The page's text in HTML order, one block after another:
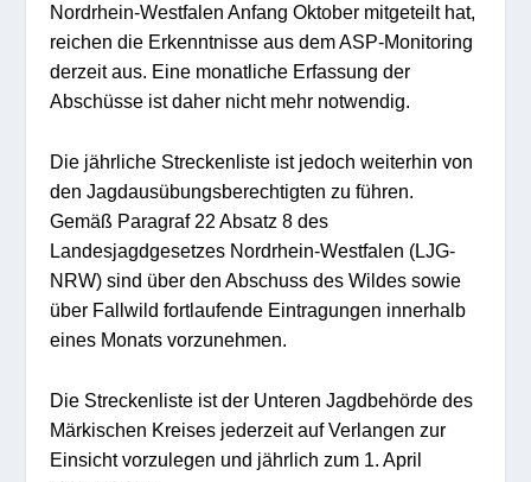
Nordrhein-Westfalen Anfang Oktober mitgeteilt hat,
reichen die Erkenntnisse aus dem ASP-Monitoring
derzeit aus. Eine monatliche Erfassung der
Abschüsse ist daher nicht mehr notwendig.
Die jährliche Streckenliste ist jedoch weiterhin von
den Jagdausübungsberechtigten zu führen.
Gemäß Paragraf 22 Absatz 8 des
Landesjagdgesetzes Nordrhein-Westfalen (LJG-
NRW) sind über den Abschuss des Wildes sowie
über Fallwild fortlaufende Eintragungen innerhalb
eines Monats vorzunehmen.
Die Streckenliste ist der Unteren Jagdbehörde des
Märkischen Kreises jederzeit auf Verlangen zur
Einsicht vorzulegen und jährlich zum 1. April